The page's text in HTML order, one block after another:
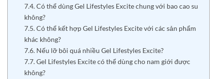
7.4. Có thể dùng Gel Lifestyles Excite chung với bao cao su
không?
7.5. Có thể kết hợp Gel Lifestyles Excite với các sản phẩm
khác không?
7.6. Nếu lỡ bôi quá nhiều Gel Lifestyles Excite?
7.7. Gel Lifestyles Excite có thể dùng cho nam giới được
không?